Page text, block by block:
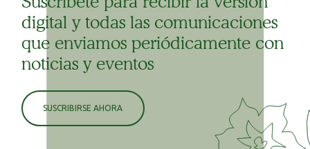
digital y todas las comunicaciones
que enviamos periódicamente con
noticias y eventos
SUSCRIBIRSE AHORA